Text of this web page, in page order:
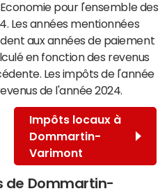
pour l'ensemble des
Les années mentionnées
aux années de paiement
en fonction des revenus
Les impôts de l'année
de l'année 2024.
Impôts locaux à
Dommartin-
Varimont
de Dommartin-